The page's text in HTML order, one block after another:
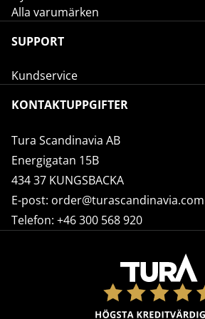
Alla varumärken
SUPPORT
Kundservice
KONTAKTUPPGIFTER
Tura Scandinavia AB
Energigatan 15B
434 37 KUNGSBACKA
E-post: order@turascandinavia.com
Telefon: +46 300 568 920